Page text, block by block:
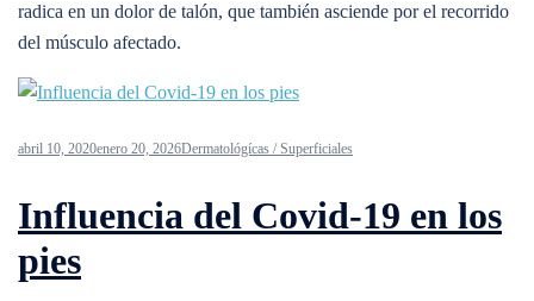
radica en un dolor de talón, que también asciende por el recorrido
del músculo afectado.
abril 10, 2020enero 20, 2026Dermatológícas / Superficiales
Influencia del Covid-19 en los
pies